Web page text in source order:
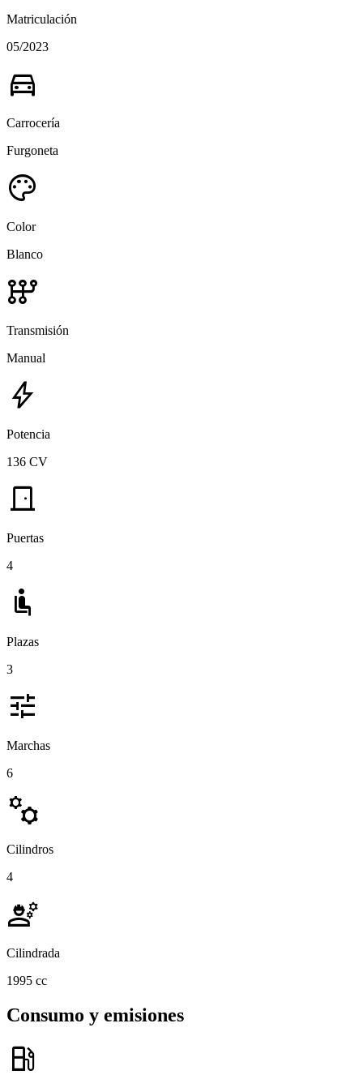
Matriculación
05/2023
directions_car
Carrocería
Furgoneta
palette
Color
Blanco
auto_transmission
Transmisión
Manual
bolt
Potencia
136 CV
door_front
Puertas
4
airline_seat_recline_normal
Plazas
3
tune
Marchas
6
manufacturing
Cilindros
4
engineering
Cilindrada
1995 cc
Consumo y emisiones
local_gas_station